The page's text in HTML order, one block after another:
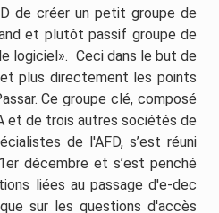
de créer un petit groupe de
et plutôt passif groupe de
logiciel». Ceci dans le but de
plus directement les points
Ce groupe clé, composé
et de trois autres sociétés de
de l'AFD, s’est réuni
décembre et s’est penché
liées au passage d'e-dec
sur les questions d'accès